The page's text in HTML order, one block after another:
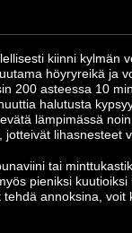
kiinni kylmän
höyryreikä ja
200 asteessa 10
halutusta
lämpimässä
lihasnesteet
tai
pieniksi kuutioiksi
annoksina, voit